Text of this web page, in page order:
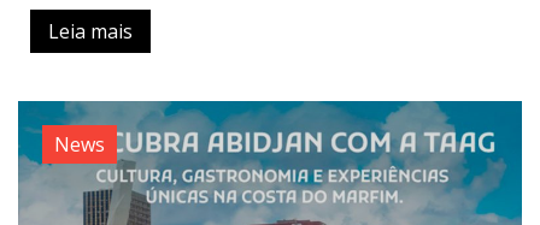
Leia mais
News